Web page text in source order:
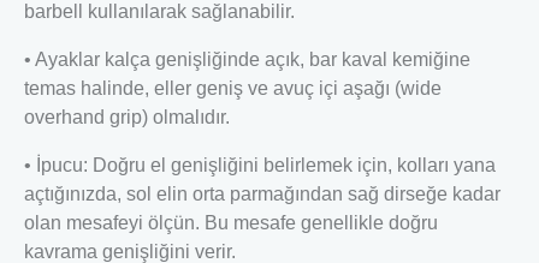
barbell kullanılarak sağlanabilir.
• Ayaklar kalça genişliğinde açık, bar kaval kemiğine
temas halinde, eller geniş ve avuç içi aşağı (wide
overhand grip) olmalıdır.
• İpucu: Doğru el genişliğini belirlemek için, kolları yana
açtığınızda, sol elin orta parmağından sağ dirseğe kadar
olan mesafeyi ölçün. Bu mesafe genellikle doğru
kavrama genişliğini verir.